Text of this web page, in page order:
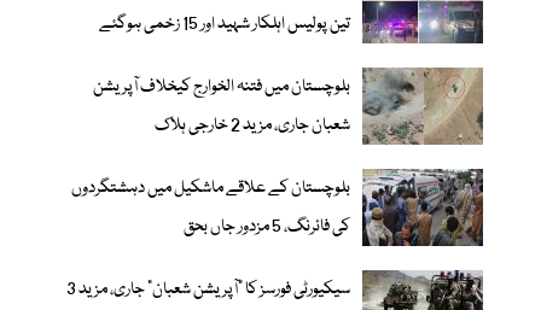
تین پولیس اہلکار شہید اور 15 زخمی ہوگئے
بلوچستان میں فتنہ الخوارج کیخلاف آپریشن
شعبان جاری، مزید 2 خارجی ہلاک
بلوچستان کے علاقے ماشکیل میں دہشتگردوں
کی فائرنگ، 5 مزدور جاں بحق
سیکیورٹی فورسز کا "آپریشن شعبان" جاری، مزید 3